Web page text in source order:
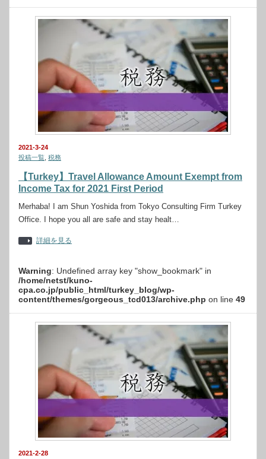
2021-3-24
投稿一覧 税務
【Turkey】Travel Allowance Amount Exempt from
Income Tax for 2021 First Period
Merhaba! I am Shun Yoshida from Tokyo Consulting Firm Turkey
Office. I hope you all are safe and stay healt…
詳細を見る
Warning: Undefined array key "show_bookmark" in
/home/netst/kuno-
cpa.co.jp/public_html/turkey_blog/wp-
content/themes/gorgeous_tcd013/archive.php on line 49
2021-2-28